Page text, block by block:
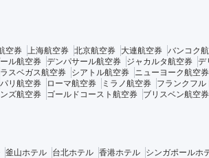
空券 上海航空券 北京航空券 大連航空券 バンコク
ル航空券 デンパサール航空券 ジャカルタ航空券 デ
ラスベガス航空券 シアトル航空券 ニューヨーク航空券
パリ航空券 ローマ航空券 ミラノ航空券 フランクフル
ズ航空券 ゴールドコースト航空券 ブリスベン航空券
釜山ホテル 台北ホテル 香港ホテル シンガポールホ